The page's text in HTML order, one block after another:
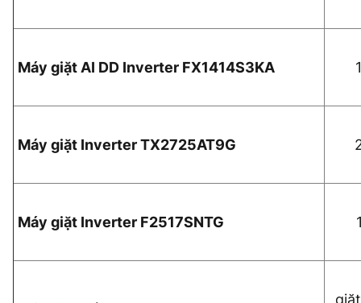
Máy giặt AI DD Inverter FX1414S3KA
Máy giặt Inverter TX2725AT9G
Máy giặt Inverter F2517SNTG